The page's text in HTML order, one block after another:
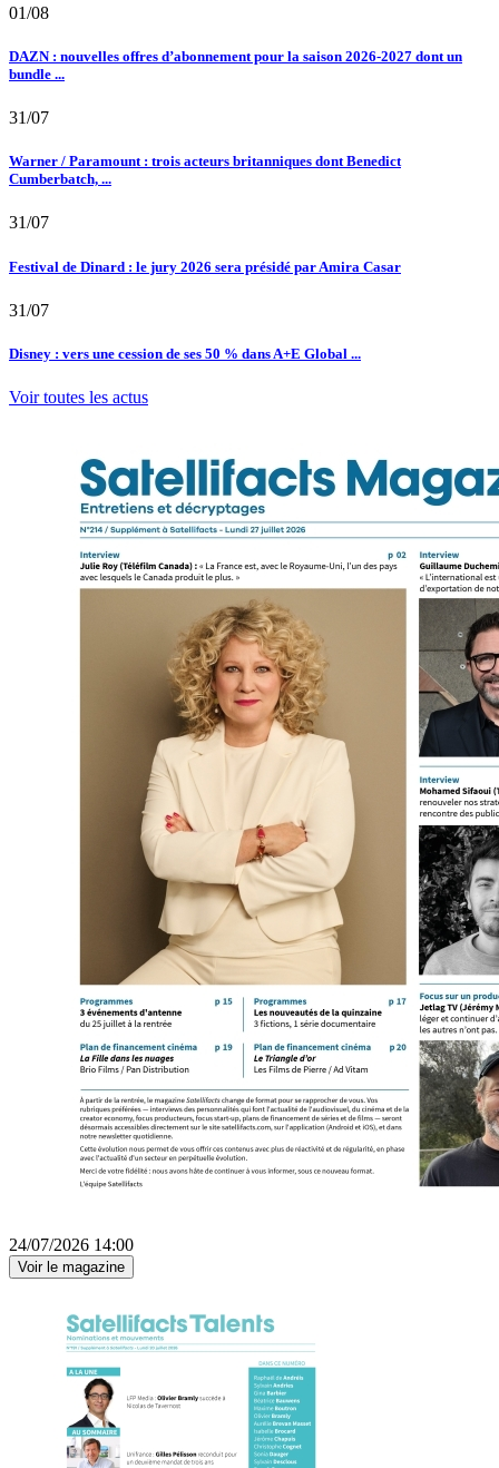
01/08
DAZN : nouvelles offres d’abonnement pour la saison 2026-2027 dont un
bundle ...
31/07
Warner / Paramount : trois acteurs britanniques dont Benedict
Cumberbatch, ...
31/07
Festival de Dinard : le jury 2026 sera présidé par Amira Casar
31/07
Disney : vers une cession de ses 50 % dans A+E Global ...
Voir toutes les actus
24/07/2026 14:00
Voir le magazine